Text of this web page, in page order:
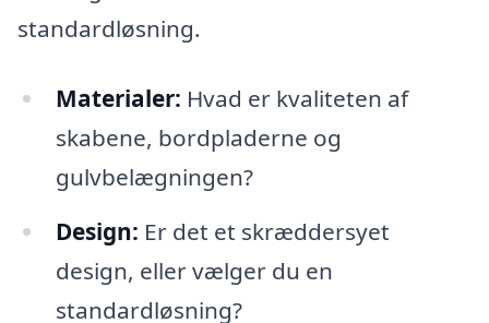
standardløsning.
Materialer: Hvad er kvaliteten af
skabene, bordpladerne og
gulvbelægningen?
Design: Er det et skræddersyet
design, eller vælger du en
standardløsning?